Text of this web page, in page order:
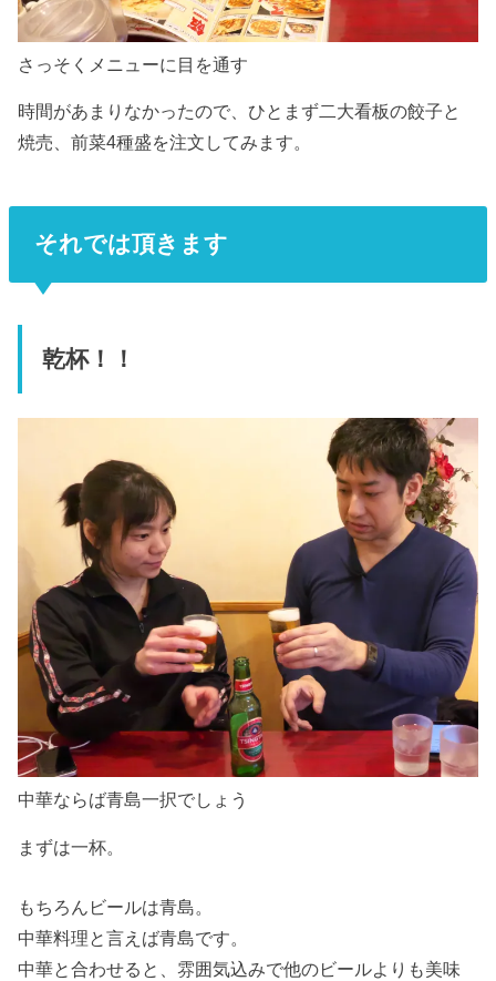
さっそくメニューに目を通す
時間があまりなかったので、ひとまず二大看板の餃子と
焼売、前菜4種盛を注文してみます。
それでは頂きます
乾杯！！
中華ならば青島一択でしょう
まずは一杯。
もちろんビールは青島。
中華料理と言えば青島です。
中華と合わせると、雰囲気込みで他のビールよりも美味